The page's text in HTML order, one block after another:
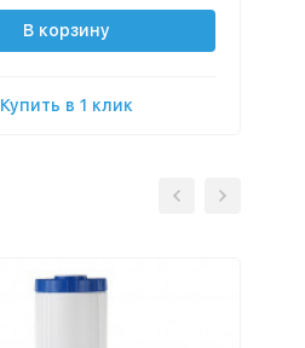
В корзину
Купить в 1 клик